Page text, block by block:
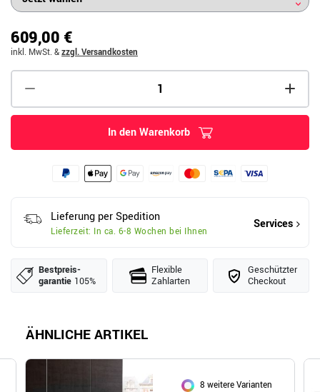
609,00 €
inkl. MwSt. &zzgl. Versandkosten
In den Warenkorb
Lieferung per Spedition
Lieferzeit: In ca. 6-8 Wochen bei Ihnen
Services
Bestpreis­
garantie 105%
Flexible
Zahlarten
Geschützter
Checkout
ÄHNLICHE ARTIKEL
8 weitere Varianten